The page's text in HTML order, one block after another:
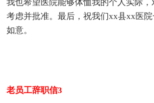
我也希望医院能够体恤我的个人实际，
考虑并批准。最后，祝我们xx县xx医
如意。
老员工辞职信3